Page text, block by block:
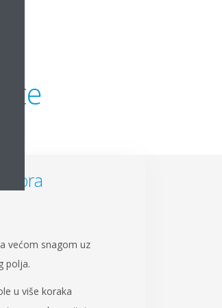
većom snagom uz
polja.
u više koraka